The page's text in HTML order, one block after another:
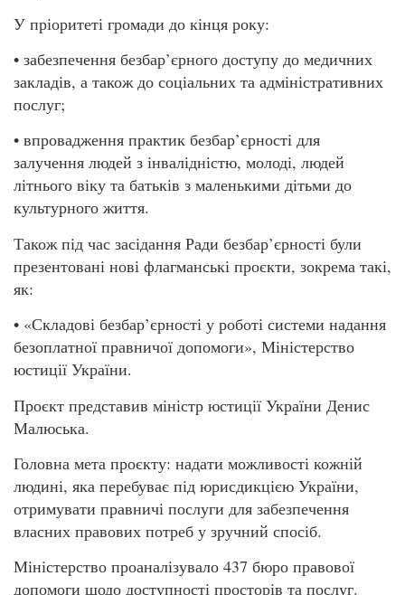
У пріоритеті громади до кінця року:
• забезпечення безбар’єрного доступу до медичних
закладів, а також до соціальних та адміністративних
послуг;
• впровадження практик безбар’єрності для
залучення людей з інвалідністю, молоді, людей
літнього віку та батьків з маленькими дітьми до
культурного життя.
Також під час засідання Ради безбар’єрності були
презентовані нові флагманські проєкти, зокрема такі,
як:
• «Складові безбар’єрності у роботі системи надання
безоплатної правничої допомоги», Міністерство
юстиції України.
Проєкт представив міністр юстиції України Денис
Малюська.
Головна мета проєкту: надати можливості кожній
людині, яка перебуває під юрисдикцією України,
отримувати правничі послуги для забезпечення
власних правових потреб у зручний спосіб.
Міністерство проаналізувало 437 бюро правової
допомоги щодо доступності просторів та послуг.